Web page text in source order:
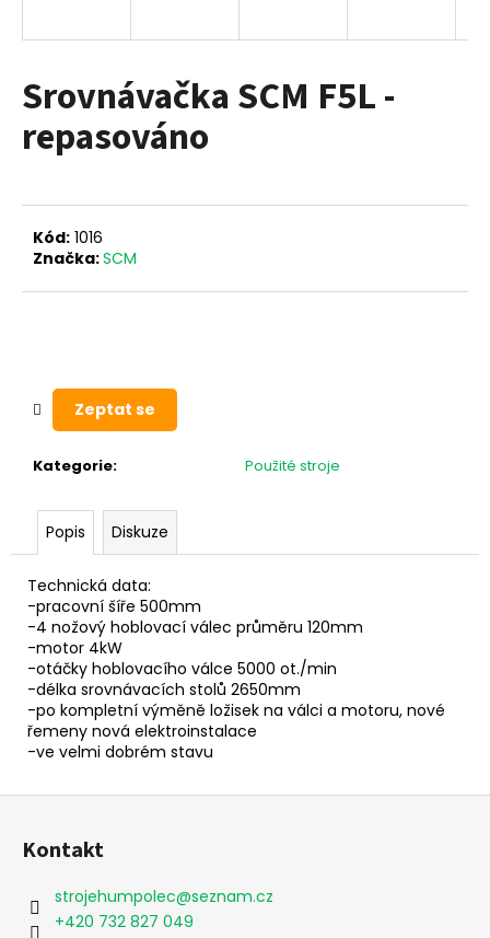
Srovnávačka SCM F5L -
repasováno
Kód: 1016
Značka:SCM
Kategorie: Použité stroje
Zeptat se
Popis Diskuze
Technická data:
-pracovní šíře 500mm
-4 nožový hoblovací válec průměru 120mm
-motor 4kW
-otáčky hoblovacího válce 5000 ot./min
-délka srovnávacích stolů 2650mm
-po kompletní výměně ložisek na válci a motoru, nové
řemeny nová elektroinstalace
-ve velmi dobrém stavu
í
t
?
o
m
e
Z
Kontakt
strojehumpolec@seznam.cz
+420 732 827 049